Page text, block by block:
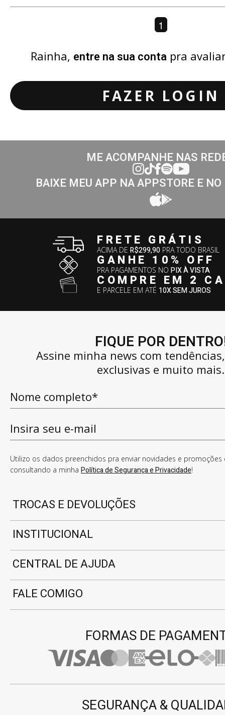
1
Rainha, entre na sua conta pra
FAZER LOGIN
ME ACOMPANHE NAS
BAIXE MEU APP NA APPSTORE E
FRETE GRÁTIS
ACIMA DER$299,90 PRA TODO BRASIL
GANHE 10% OFF
PRA PAGAMENTOS NOPIX À VISTA
COMPRE EM 2
E PARCELE EM ATÉ 10X SEM JUROS
FIQUE POR
Assine minha news com
exclusivas e muito mais.
Utilizo os dados preenchidos pra enviar novidades e promoções
consultando a minha Política de Segurança e Privacidade!
TROCAS E DEVOLUÇÕES
INSTITUCIONAL
CENTRAL DE AJUDA
FALE COMIGO
SEGURANÇA &
FORMAS DE